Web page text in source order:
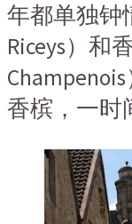
年都单独钟
Riceys）和
香槟，一